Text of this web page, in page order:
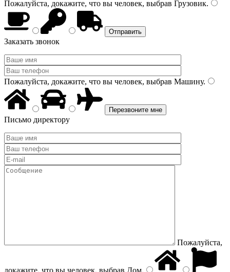
Пожалуйста, докажите, что вы человек, выбрав Грузовик.
Заказать звонок
Пожалуйста, докажите, что вы человек, выбрав Машину.
Письмо директору
Пожалуйста,
докажите, что вы человек, выбрав Дом.